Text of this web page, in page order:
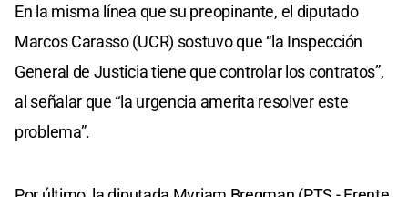
En la misma línea que su preopinante, el diputado
Marcos Carasso (UCR) sostuvo que “la Inspección
General de Justicia tiene que controlar los contratos”,
al señalar que “la urgencia amerita resolver este
problema”.